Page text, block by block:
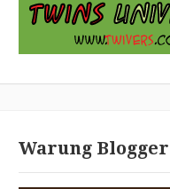
Warung Blogger